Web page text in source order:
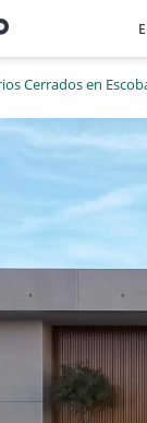
Cerrados en